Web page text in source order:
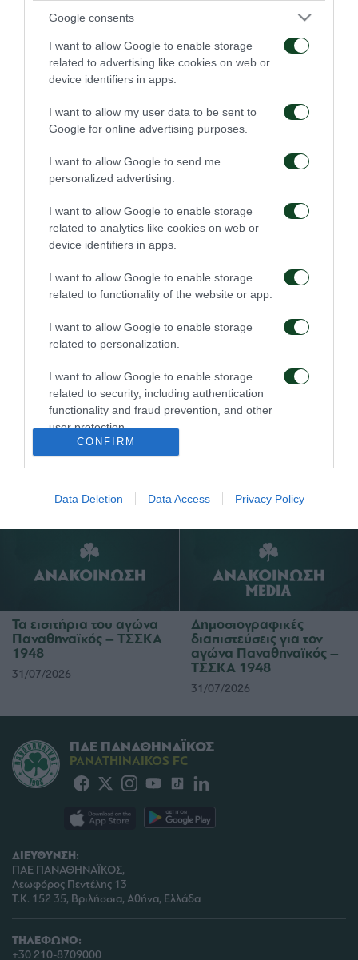
Google consents
I want to allow Google to enable storage
related to advertising like cookies on web or
device identifiers in apps.
I want to allow my user data to be sent to
Google for online advertising purposes.
I want to allow Google to send me
personalized advertising.
I want to allow Google to enable storage
related to analytics like cookies on web or
device identifiers in apps.
I want to allow Google to enable storage
related to functionality of the website or app.
I want to allow Google to enable storage
related to personalization.
I want to allow Google to enable storage
related to security, including authentication
functionality and fraud prevention, and other
user protection.
CONFIRM
Data Deletion Data Access Privacy Policy
την κερκίδα των φιλοξενούμενων και 43€ τα 1 class
Οδηγίες προς τους
φιλάθλους για την
αποψινή προσέλευση
05/08/2026
Η ΠΑΕ Παναθηναϊκός
παρουσιάζει το νέο
03/08/2026
Τα εισιτήρια για τον
αγώνα ΤΣΣΚΑ 1948 –
Παναθηναϊκός
1948
Τα εισιτήρια του αγώνα
Παναθηναϊκός – ΤΣΣΚΑ
1948
31/07/2026
Δημοσιογραφικές
διαπιστεύσεις για τον
αγώνα Παναθηναϊκός –
ΤΣΣΚΑ 1948
31/07/2026
ΔΙΕΥΘΥΝΣΗ:
ΠΑΕ ΠΑΝΑΘΗΝΑΪΚΟΣ,
Λεωφόρος Πεντέλης 13
Τ.Κ. 152 35, Βριλήσσια, Αθήνα, Ελλάδα
ΤΗΛΕΦΩΝΟ:
+30 210-8709000
ΠΑΕ ΠΑΝΑΘΗΝΑΪΚΟΣ
PANATHINAIKOS FC